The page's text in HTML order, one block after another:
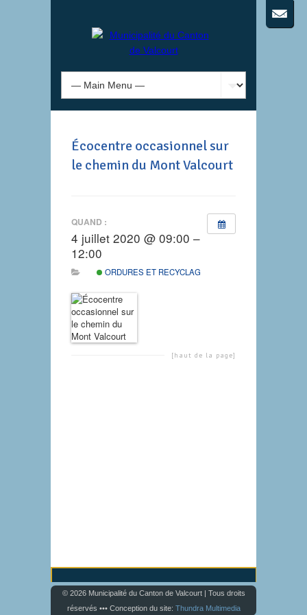
Écocentre occasionnel sur
le chemin du Mont Valcourt
QUAND :
4 juillet 2020 @ 09:00 –
12:00
ORDURES ET RECYCLAGE
[haut de la page]
© 2026 Municipalité du Canton de Valcourt | Tous droits
réservés ••• Conception du site: Thundra Multimedia